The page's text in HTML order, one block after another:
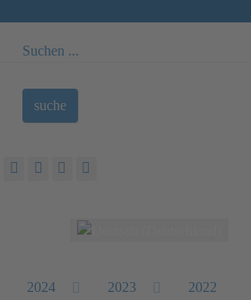
Suchen ...
suche
2024 2023 2022